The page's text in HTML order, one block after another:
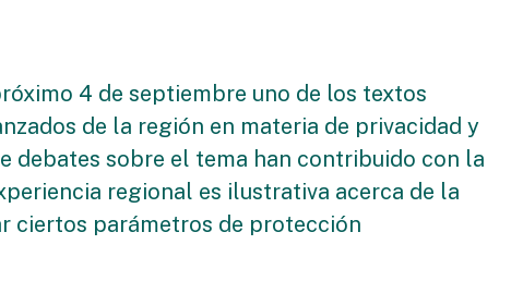
4 de septiembre uno de los textos
de la región en materia de privacidad y
debates sobre el tema han contribuido con la
regional es ilustrativa acerca de la
ciertos parámetros de protección